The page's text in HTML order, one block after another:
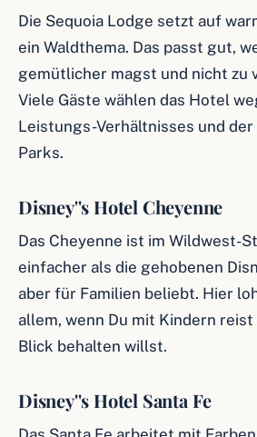
Die Sequoia Lodge setzt auf
ein Waldthema. Das passt gut,
gemütlicher magst und nicht zu
Viele Gäste wählen das Hotel
Leistungs-Verhältnisses und der
Parks.
Disney''s Hotel Cheyenne
Das Cheyenne ist im Wildwest-
einfacher als die gehobenen
aber für Familien beliebt. Hier
allem, wenn Du mit Kindern reist
Blick behalten willst.
Disney''s Hotel Santa Fe